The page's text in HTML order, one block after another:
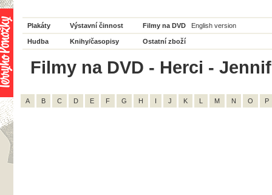
Plakáty Výstavní činnost Filmy na DVD English version
Hudba Knihy/časopisy Ostatní zboží
Filmy na DVD - Herci -
A B C D E F G H I J K L M N O P